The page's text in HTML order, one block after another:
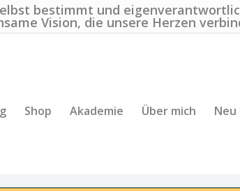
bestimmt und
Vision, die unsere Herzen
Shop Akademie Über mich Neu